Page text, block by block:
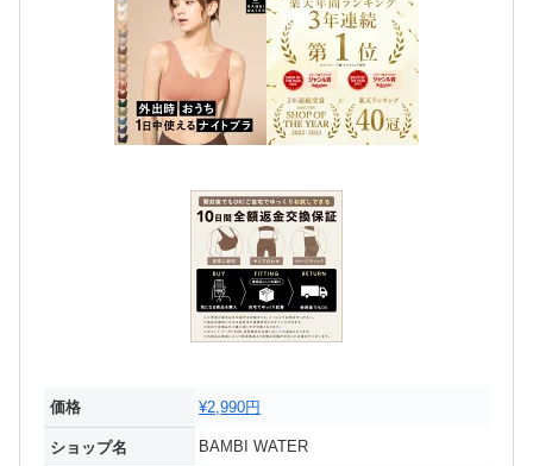
価格 ¥2,990円
ショップ名 BAMBI WATER